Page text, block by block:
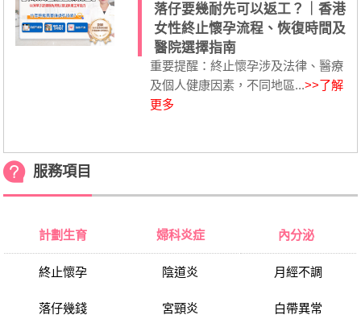
落仔要幾耐先可以返工？｜香港
女性終止懷孕流程、恢復時間及
醫院選擇指南
重要提醒：終止懷孕涉及法律、醫療
及個人健康因素，不同地區...>>了解
更多
服務項目
計劃生育
終止懷孕
落仔幾錢
婦科炎症
陰道炎
宮頸炎
內分泌
月經不調
白帶異常